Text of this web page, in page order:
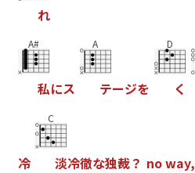
れ
A#
私にス
A
テージを
D
く
冷
C
淡冷徹な独裁？ noway,